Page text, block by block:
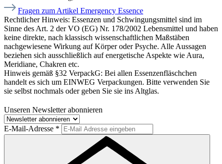
Fragen zum Artikel Emergency Essence
Rechtlicher Hinweis: Essenzen und Schwingungsmittel sind im
Sinne des Art. 2 der VO (EG) Nr. 178/2002 Lebensmittel und haben
keine direkte, nach klassisch wissenschaftlichen Maßstäben
nachgewiesene Wirkung auf Körper oder Psyche. Alle Aussagen
beziehen sich ausschließlich auf energetische Aspekte wie Aura,
Meridiane, Chakren etc.
Hinweis gemäß §32 VerpackG: Bei allen Essenzenfläschchen
handelt es sich um EINWEG Verpackungen. Bitte verwenden Sie
sie selbst nochmals oder geben Sie sie ins Altglas.
Unseren Newsletter abonnieren
E-Mail-Adresse *